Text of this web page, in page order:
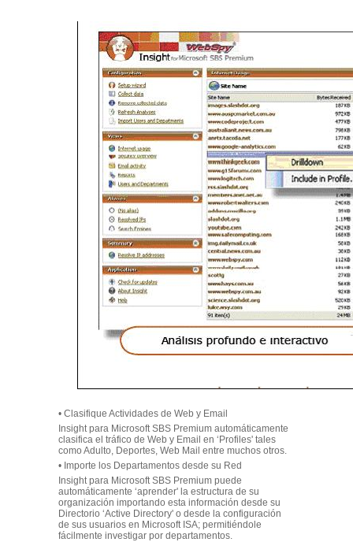
•Clasifique Actividades de Web y Email
Insight para Microsoft SBS Premium automáticamente
clasifica el tráfico de Web y Email en ‘Profiles' tales
como Adulto, Deportes, Web Mail entre muchos otros.
• Importe los Departamentos desde su Red
Insight para Microsoft SBS Premium puede
automáticamente ‘aprender' la estructura de su
organización importando esta información desde su
Directorio ‘Active Directory' o desde la configuración
de sus usuarios en Microsoft ISA; permitiéndole
fácilmente investigar por departamentos.